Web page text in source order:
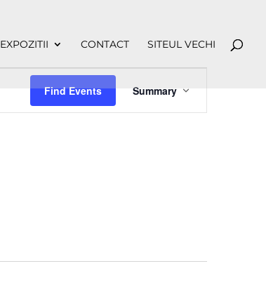
EXPOZITII CONTACT SITEUL VECHI
Find Events Views
Navigation
Summary